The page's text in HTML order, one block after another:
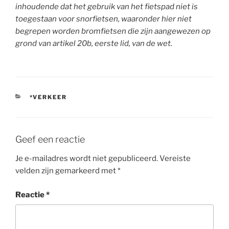
inhoudende dat het gebruik van het fietspad niet is
toegestaan voor snorfietsen, waaronder hier niet
begrepen worden bromfietsen die zijn aangewezen op
grond van artikel 20b, eerste lid, van de wet.
CATEGORIEËN
*VERKEER
Geef een reactie
Je e-mailadres wordt niet gepubliceerd.Vereiste
velden zijn gemarkeerd met*
Reactie*